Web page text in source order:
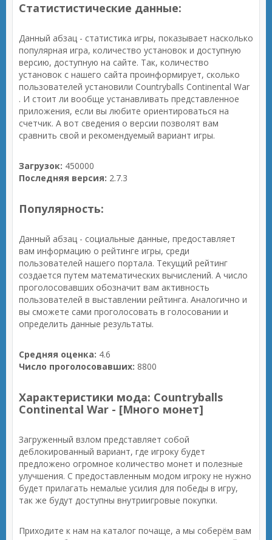
Статистистические данные:
Данный абзац - статистика игры, показывает насколько
популярная игра, количество установок и доступную
версию, доступную на сайте. Так, количество
установок с нашего сайта проинформирует, сколько
пользователей установили Countryballs Continental War
. И стоит ли вообще устанавливать представленное
приложения, если вы любите ориентироваться на
счетчик. А вот сведения о версии позволят вам
сравнить свой и рекомендуемый вариант игры.
Загрузок: 450000
Последняя версия: 2.7.3
Популярность:
Данный абзац - социальные данные, предоставляет
вам информацию о рейтинге игры, среди
пользователей нашего портала. Текущий рейтинг
создается путем математических вычислений. А число
проголосовавших обозначит вам активность
пользователей в выставлении рейтинга. Аналогично и
вы сможете сами проголосовать в голосовании и
определить данные результаты.
Средняя оценка: 4.6
Число проголосовавших: 8800
Характеристики мода: Countryballs
Continental War - [Много монет]
Загруженный взлом представляет собой
деблокированный вариант, где игроку будет
предложено огромное количество монет и полезные
улучшения. С предоставленным модом игроку не нужно
будет прилагать немалые усилия для победы в игру,
так же будут доступны внутриигровые покупки.
Приходите к нам на каталог почаще, а мы соберём вам